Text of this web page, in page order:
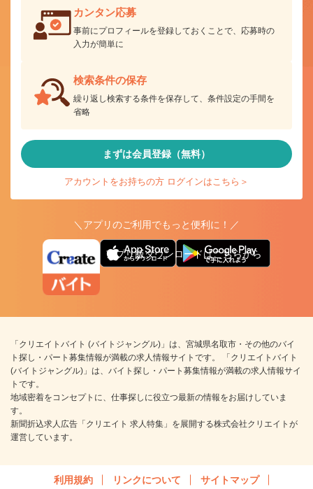
カンタン応募
事前にプロフィールを登録しておくことで、応募時の
入力が簡単に
検索条件の保存
繰り返し検索する条件を保存して、条件設定の手間を
省略
まずは会員登録（無料）
アカウントをお持ちの方 ログインはこちら＞
＼アプリのご利用でもっと便利に！／
アプリ版ダウンロードはこちらから
「クリエイトバイト (バイトジャングル)」は、宮城県名取市・その他のバイ
ト探し・パート募集情報が満載の求人情報サイトです。 「クリエイトバイト
(バイトジャングル)」は、バイト探し・パート募集情報が満載の求人情報サイ
トです。
地域密着をコンセプトに、仕事探しに役立つ最新の情報をお届けしていま
す。
新聞折込求人広告「クリエイト 求人特集」を展開する株式会社クリエイトが
運営しています。
利用規約 リンクについて サイトマップ